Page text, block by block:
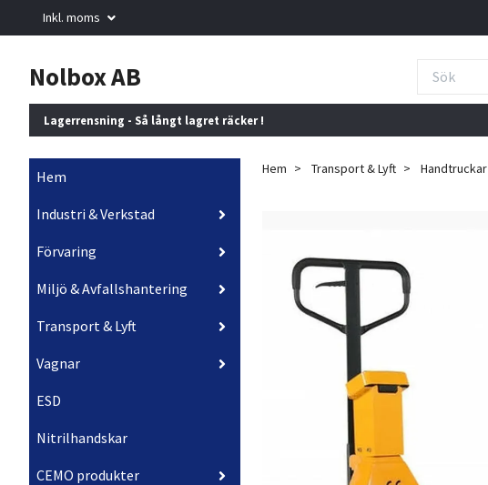
Inkl. moms
Nolbox AB
Lagerrensning - Så långt lagret räcker !
Hem
Industri & Verkstad
Förvaring
Miljö & Avfallshantering
Transport & Lyft
Vagnar
ESD
Nitrilhandskar
CEMO produkter
Hem Transport & Lyft Handtruckar